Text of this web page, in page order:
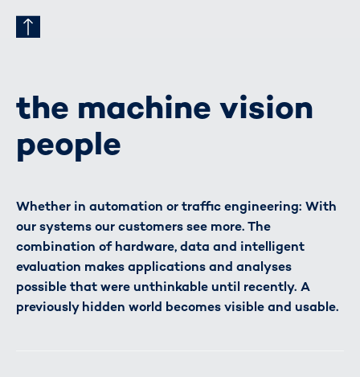
the machine vision
people
Whether in automation or traffic engineering: With
our systems our customers see more. The
combination of hardware, data and intelligent
evaluation makes applications and analyses
possible that were unthinkable until recently. A
previously hidden world becomes visible and usable.